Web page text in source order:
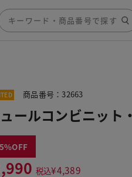
商品番号：32663
ールコンビニット
税込¥4,389